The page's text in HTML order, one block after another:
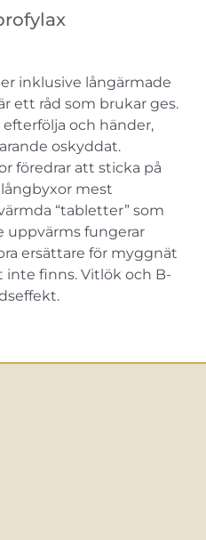
inklusive långärmade
ett råd som brukar ges.
och händer,
oskyddat.
föredrar att sticka på
mest
“tabletter” som
uppvärms fungerar
ersättare för myggnät
inte finns. Vitlök och B-